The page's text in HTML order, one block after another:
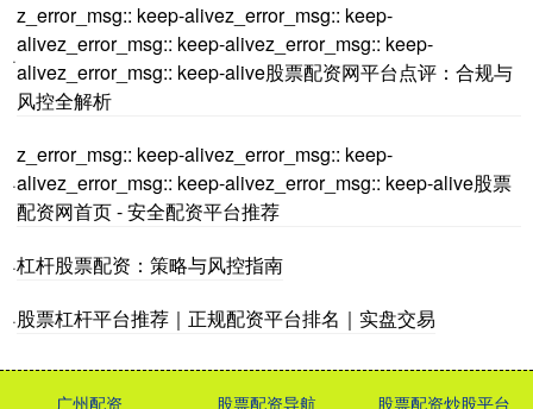
·
z_error_msg:: keep-alivez_error_msg:: keep-
alivez_error_msg:: keep-alivez_error_msg:: keep-
alivez_error_msg:: keep-alive股票配资网平台点评：合规与
风控全解析
·
z_error_msg:: keep-alivez_error_msg:: keep-
alivez_error_msg:: keep-alivez_error_msg:: keep-alive股票
配资网首页 - 安全配资平台推荐
·杠杆股票配资：策略与风控指南
·股票杠杆平台推荐｜正规配资平台排名｜实盘交易
广州配资 股票配资导航 股票配资炒股平台